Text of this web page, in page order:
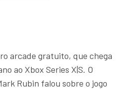
arcade gratuito, que chega
ao Xbox Series X|S. O
Rubin falou sobre o jogo